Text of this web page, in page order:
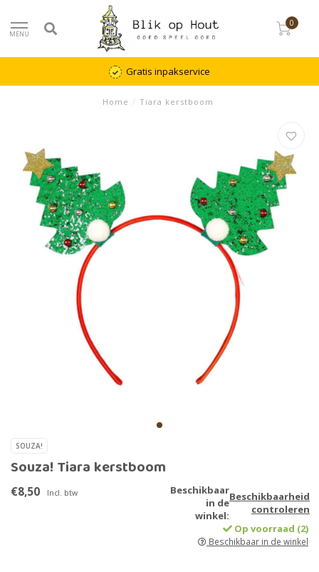
MENU
0
Gratis inpakservice
Home / Tiara kerstboom
SOUZA!
Souza! Tiara kerstboom
€8,50 Incl. btw
Beschikbaar
in de
winkel:
Beschikbaarheid
controleren
Op voorraad (2)
Beschikbaar in de winkel